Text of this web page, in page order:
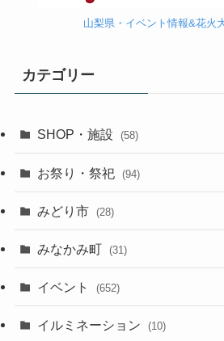
山梨県・イベント情報&花火
カテゴリー
SHOP・施設 (58)
お祭り・祭祀 (94)
みどり市 (28)
みなかみ町 (31)
イベント (652)
イルミネーション (10)